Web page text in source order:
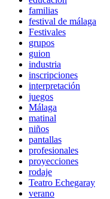
familias
festival de málaga
Festivales
grupos
guion
industria
inscripciones
interpretación
juegos
Málaga
matinal
niños
pantallas
profesionales
proyecciones
rodaje
Teatro Echegaray
verano